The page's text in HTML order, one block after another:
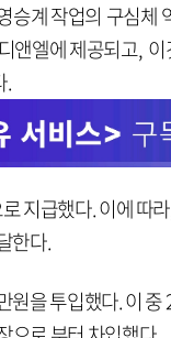
승계 작업의 구심체
앤엘에 제공되고,
.
지급했다. 이에 따
한다.
을 투입했다. 이